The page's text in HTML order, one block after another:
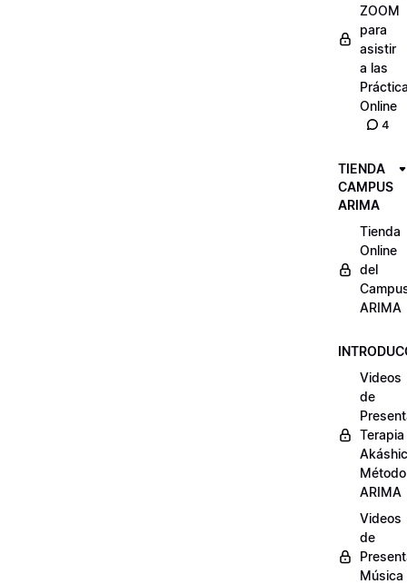
ZOOM
para
asistir
a las
Online
4
TIENDA
CAMPUS
ARIMA
Tienda
Online
del
ARIMA
Videos
de
Terapia
Método
ARIMA
Videos
de
Música